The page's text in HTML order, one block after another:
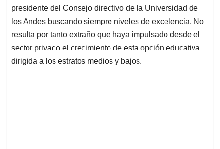
presidente del Consejo directivo de la Universidad de
los Andes buscando siempre niveles de excelencia. No
resulta por tanto extraño que haya impulsado desde el
sector privado el crecimiento de esta opción educativa
dirigida a los estratos medios y bajos.